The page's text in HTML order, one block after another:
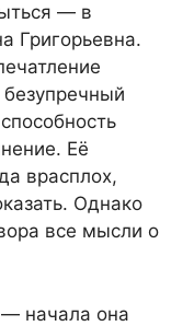
— в
Григорьевна.
Её
врасплох,
Однако
все мысли о
начала она